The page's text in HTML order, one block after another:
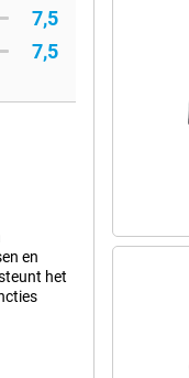
7,5
7,5
en
het